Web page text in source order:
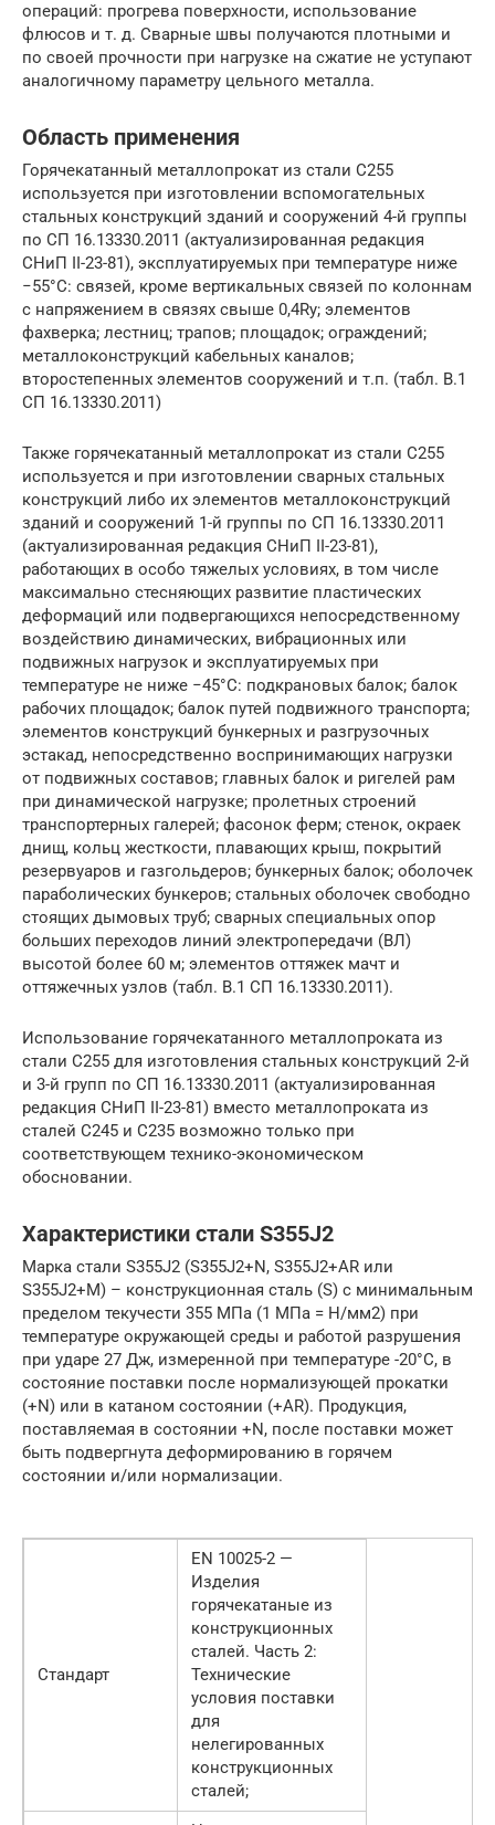
операций: прогрева поверхности, использование
флюсов и т. д. Сварные швы получаются плотными и
по своей прочности при нагрузке на сжатие не уступают
аналогичному параметру цельного металла.
Область применения
Горячекатанный металлопрокат из стали С255
используется при изготовлении вспомогательных
стальных конструкций зданий и сооружений 4-й группы
по СП 16.13330.2011 (актуализированная редакция
СНиП II-23-81), эксплуатируемых при температуре ниже
−55°С: связей, кроме вертикальных связей по колоннам
с напряжением в связях свыше 0,4Ry; элементов
фахверка; лестниц; трапов; площадок; ограждений;
металлоконструкций кабельных каналов;
второстепенных элементов сооружений и т.п. (табл. В.1
СП 16.13330.2011)
Также горячекатанный металлопрокат из стали С255
используется и при изготовлении сварных стальных
конструкций либо их элементов металлоконструкций
зданий и сооружений 1-й группы по СП 16.13330.2011
(актуализированная редакция СНиП II-23-81),
работающих в особо тяжелых условиях, в том числе
максимально стесняющих развитие пластических
деформаций или подвергающихся непосредственному
воздействию динамических, вибрационных или
подвижных нагрузок и эксплуатируемых при
температуре не ниже −45°С: подкрановых балок; балок
рабочих площадок; балок путей подвижного транспорта;
элементов конструкций бункерных и разгрузочных
эстакад, непосредственно воспринимающих нагрузки
от подвижных составов; главных балок и ригелей рам
при динамической нагрузке; пролетных строений
транспортерных галерей; фасонок ферм; стенок, окраек
днищ, кольц жесткости, плавающих крыш, покрытий
резервуаров и газгольдеров; бункерных балок; оболочек
параболических бункеров; стальных оболочек свободно
стоящих дымовых труб; сварных специальных опор
больших переходов линий электропередачи (ВЛ)
высотой более 60 м; элементов оттяжек мачт и
оттяжечных узлов (табл. В.1 СП 16.13330.2011).
Использование горячекатанного металлопроката из
стали С255 для изготовления стальных конструкций 2-й
и 3-й групп по СП 16.13330.2011 (актуализированная
редакция СНиП II-23-81) вместо металлопроката из
сталей С245 и С235 возможно только при
соответствующем технико-экономическом
обосновании.
Характеристики стали S355J2
Марка стали S355J2 (S355J2+N, S355J2+AR или
S355J2+M) – конструкционная сталь (S) с минимальным
пределом текучести 355 МПа (1 МПа = Н/мм2) при
температуре окружающей среды и работой разрушения
при ударе 27 Дж, измеренной при температуре -20°С, в
состояние поставки после нормализующей прокатки
(+N) или в катаном состоянии (+AR). Продукция,
поставляемая в состоянии +N, после поставки может
быть подвергнута деформированию в горячем
состоянии и/или нормализации.
Стандарт
EN 10025-2 —
Изделия
горячекатаные из
конструкционных
сталей. Часть 2:
Технические
условия поставки
для
нелегированных
конструкционных
сталей;